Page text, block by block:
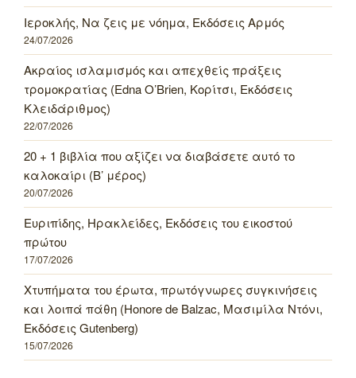
Ιεροκλής, Να ζεις με νόημα, Εκδόσεις Αρμός
24/07/2026
Ακραίος ισλαμισμός και απεχθείς πράξεις
τρομοκρατίας (Edna O’Brien, Κορίτσι, Εκδόσεις
Κλειδάριθμος)
22/07/2026
20 + 1 βιβλία που αξίζει να διαβάσετε αυτό το
καλοκαίρι (Β’ μέρος)
20/07/2026
Ευριπίδης, Ηρακλείδες, Εκδόσεις του εικοστού
πρώτου
17/07/2026
Χτυπήματα του έρωτα, πρωτόγνωρες συγκινήσεις
και λοιπά πάθη (Honore de Balzac, Μασιμίλα Ντόνι,
Εκδόσεις Gutenberg)
15/07/2026